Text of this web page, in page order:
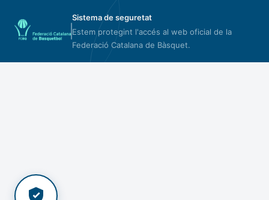
Sistema de seguretat
Estem protegint l'accés al web oficial de la
Federació Catalana de Bàsquet.